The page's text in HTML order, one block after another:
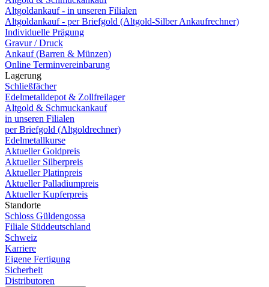
Altgoldankauf - in unseren Filialen
Altgoldankauf - per Briefgold (Altgold-Silber Ankaufrechner)
Individuelle Prägung
Gravur / Druck
Ankauf (Barren & Münzen)
Online Terminvereinbarung
Lagerung
Schließfächer
Edelmetalldepot & Zollfreilager
Altgold & Schmuckankauf
in unseren Filialen
per Briefgold (Altgoldrechner)
Edelmetallkurse
Aktueller Goldpreis
Aktueller Silberpreis
Aktueller Platinpreis
Aktueller Palladiumpreis
Aktueller Kupferpreis
Standorte
Schloss Güldengossa
Filiale Süddeutschland
Schweiz
Karriere
Eigene Fertigung
Sicherheit
Distributoren